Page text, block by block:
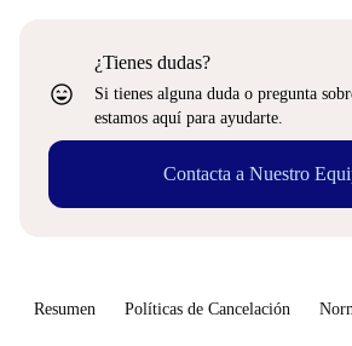
sentiment_very_satisfied
¿Tienes dudas?
Si tienes alguna duda o pregunta
estamos aquí para ayudarte.
Contacta a Nuestro
Resumen Políticas de Cancelación